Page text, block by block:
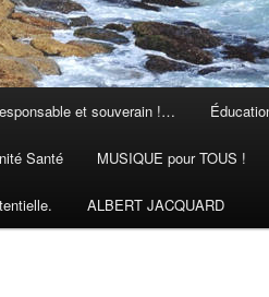
et souverain !…
Santé MUSIQUE pour TOUS !
ALBERT JACQUARD